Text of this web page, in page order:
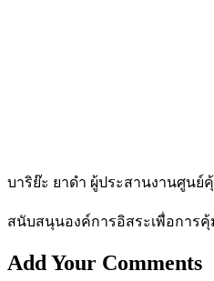
บาริย๊ะ ยาดำ ผู้ประสานงานศูน
สนับสนุนองค์การอิสระเพื่อการ
Add Your Comments